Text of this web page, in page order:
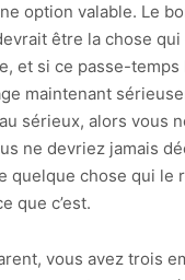
option valable. Le
être la chose qui
et si ce passe-
maintenant
sérieux, alors vous
ne devriez jamais
quelque chose qui le
que c’est.
vous avez trois